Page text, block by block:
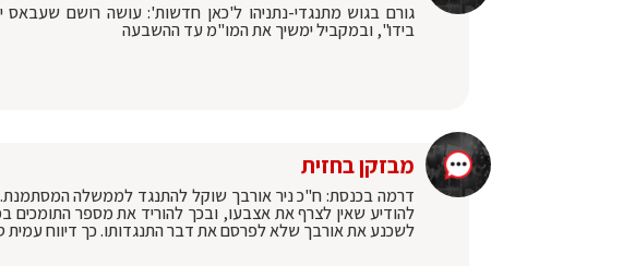
גורם בגוש מתנגדי-נתניהו ל'כאן חדשות': עושה רושם
בידו", ובמקביל ימשיך את המו"מ עד ההשבעה
מבזקן בחזית
דרמה בכנסת: ח"כ ניר אורבך שוקל להתנגד לממשלה המסתמנת.
להודיע שאין לצרף את אצבעו, ובכך להוריד את מספר
לשכנע את אורבך שלא לפרסם את דבר התנגדותו. כך דיווח עמית